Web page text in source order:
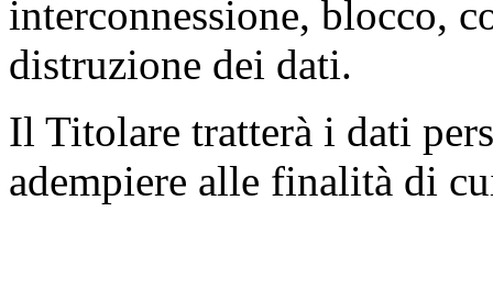
interconnessione, blocco,
distruzione dei dati.
Il Titolare tratterà i dati
adempiere alle finalità di